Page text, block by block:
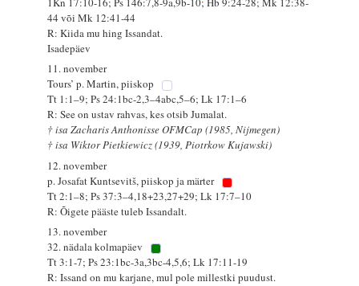
44 või Mk 12:41-44
R: Kiida mu hing Issandat.
Isadepäev
11. november
Tours’ p. Martin, piiskop
Tt 1:1–9; Ps 24:1bc-2,3–4abc,5–6; Lk 17:1–6
R: See on ustav rahvas, kes otsib Jumalat.
† isa Zacharis Anthonisse OFMCap (1985, Nijmegen)
† isa Wiktor Pietkiewicz (1939, Piotrkow Kujawski)
12. november
p. Josafat Kuntsevitš, piiskop ja märter
Tt 2:1–8; Ps 37:3–4,18+23,27+29; Lk 17:7–10
R: Õigete pääste tuleb Issandalt.
13. november
32. nädala kolmapäev
Tt 3:1-7; Ps 23:1bc-3a,3bc-4,5,6; Lk 17:11-19
R: Issand on mu karjane, mul pole millestki puudust.